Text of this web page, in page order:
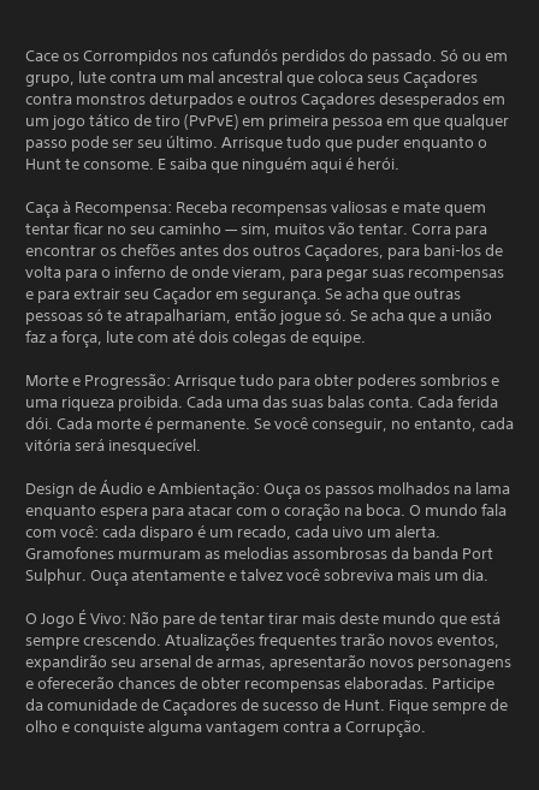
Cace os Corrompidos nos cafundós perdidos do passado. Só ou em
grupo, lute contra um mal ancestral que coloca seus Caçadores
contra monstros deturpados e outros Caçadores desesperados em
um jogo tático de tiro (PvPvE) em primeira pessoa em que qualquer
passo pode ser seu último. Arrisque tudo que puder enquanto o
Hunt te consome. E saiba que ninguém aqui é herói.
Caça à Recompensa: Receba recompensas valiosas e mate quem
tentar ficar no seu caminho — sim, muitos vão tentar. Corra para
encontrar os chefões antes dos outros Caçadores, para bani-los de
volta para o inferno de onde vieram, para pegar suas recompensas
e para extrair seu Caçador em segurança. Se acha que outras
pessoas só te atrapalhariam, então jogue só. Se acha que a união
faz a força, lute com até dois colegas de equipe.
Morte e Progressão: Arrisque tudo para obter poderes sombrios e
uma riqueza proibida. Cada uma das suas balas conta. Cada ferida
dói. Cada morte é permanente. Se você conseguir, no entanto, cada
vitória será inesquecível.
Design de Áudio e Ambientação: Ouça os passos molhados na lama
enquanto espera para atacar com o coração na boca. O mundo fala
com você: cada disparo é um recado, cada uivo um alerta.
Gramofones murmuram as melodias assombrosas da banda Port
Sulphur. Ouça atentamente e talvez você sobreviva mais um dia.
O Jogo É Vivo: Não pare de tentar tirar mais deste mundo que está
sempre crescendo. Atualizações frequentes trarão novos eventos,
expandirão seu arsenal de armas, apresentarão novos personagens
e oferecerão chances de obter recompensas elaboradas. Participe
da comunidade de Caçadores de sucesso de Hunt. Fique sempre de
olho e conquiste alguma vantagem contra a Corrupção.